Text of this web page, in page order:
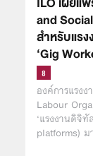
and
สำหรับแร
‘Gig
องค์การแรง
Labour
‘แรงงานดิจิ
platforms)